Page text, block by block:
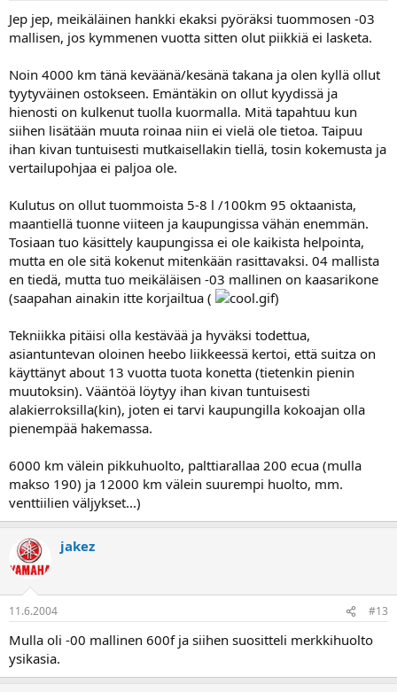
Jep jep, meikäläinen hankki ekaksi pyöräksi tuommosen -03
mallisen, jos kymmenen vuotta sitten olut piikkiä ei lasketa.
Noin 4000 km tänä keväänä/kesänä takana ja olen kyllä ollut
tyytyväinen ostokseen. Emäntäkin on ollut kyydissä ja
hienosti on kulkenut tuolla kuormalla. Mitä tapahtuu kun
siihen lisätään muuta roinaa niin ei vielä ole tietoa. Taipuu
ihan kivan tuntuisesti mutkaisellakin tiellä, tosin kokemusta ja
vertailupohjaa ei paljoa ole.
Kulutus on ollut tuommoista 5-8 l /100km 95 oktaanista,
maantiellä tuonne viiteen ja kaupungissa vähän enemmän.
Tosiaan tuo käsittely kaupungissa ei ole kaikista helpointa,
mutta en ole sitä kokenut mitenkään rasittavaksi. 04 mallista
en tiedä, mutta tuo meikäläisen -03 mallinen on kaasarikone
(saapahan ainakin itte korjailtua (
)
Tekniikka pitäisi olla kestävää ja hyväksi todettua,
asiantuntevan oloinen heebo liikkeessä kertoi, että suitza on
käyttänyt about 13 vuotta tuota konetta (tietenkin pienin
muutoksin). Vääntöä löytyy ihan kivan tuntuisesti
alakierroksilla(kin), joten ei tarvi kaupungilla kokoajan olla
pienempää hakemassa.
6000 km välein pikkuhuolto, palttiarallaa 200 ecua (mulla
makso 190) ja 12000 km välein suurempi huolto, mm.
venttiilien väljykset...)
jakez
11.6.2004 #13
Mulla oli -00 mallinen 600f ja siihen suositteli merkkihuolto
ysikasia.